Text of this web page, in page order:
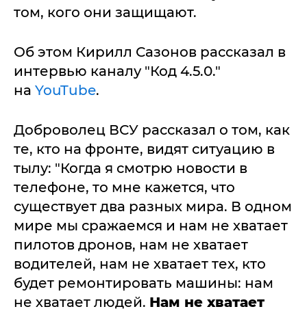
том, кого они защищают.
Об этом Кирилл Сазонов рассказал в
интервью каналу "Код 4.5.0."
на YouTube.
Доброволец ВСУ рассказал о том, как
те, кто на фронте, видят ситуацию в
тылу: "Когда я смотрю новости в
телефоне, то мне кажется, что
существует два разных мира. В одном
мире мы сражаемся и нам не хватает
пилотов дронов, нам не хватает
водителей, нам не хватает тех, кто
будет ремонтировать машины: нам
не хватает людей. Нам не хватает